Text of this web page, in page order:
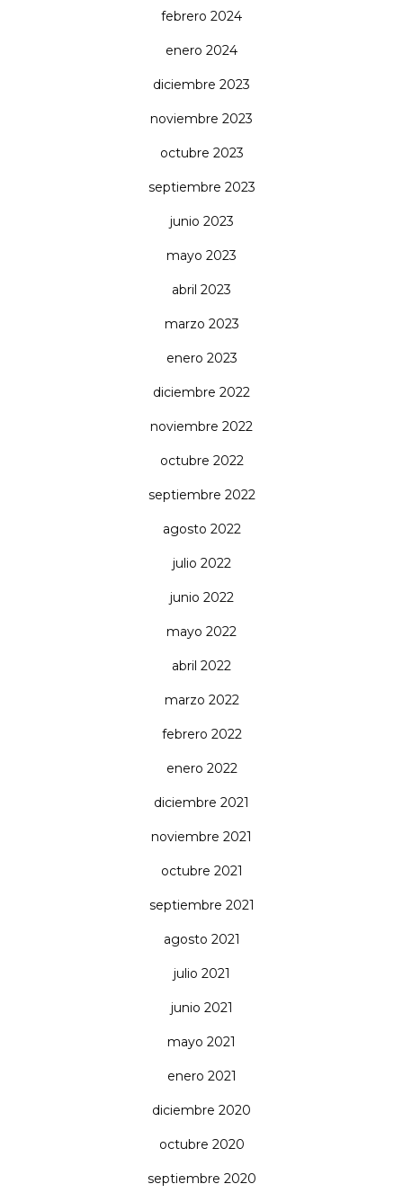
febrero 2024
enero 2024
diciembre 2023
noviembre 2023
octubre 2023
septiembre 2023
junio 2023
mayo 2023
abril 2023
marzo 2023
enero 2023
diciembre 2022
noviembre 2022
octubre 2022
septiembre 2022
agosto 2022
julio 2022
junio 2022
mayo 2022
abril 2022
marzo 2022
febrero 2022
enero 2022
diciembre 2021
noviembre 2021
octubre 2021
septiembre 2021
agosto 2021
julio 2021
junio 2021
mayo 2021
enero 2021
diciembre 2020
octubre 2020
septiembre 2020